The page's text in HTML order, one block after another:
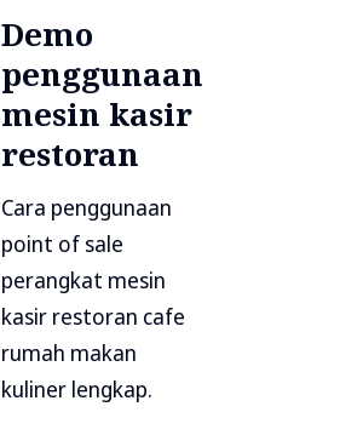
Demo
penggunaan
mesin kasir
restoran
Cara penggunaan
point of sale
perangkat mesin
kasir restoran cafe
rumah makan
kuliner lengkap.